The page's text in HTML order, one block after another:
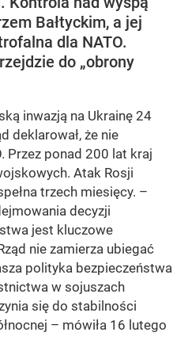
Bałtyckim, a jej
dla NATO.
do „obrony
inwazją na Ukrainę 24
deklarował, że nie
Przez ponad 200 lat kraj
Atak Rosji
trzech miesięcy. –
decyzji
jest kluczowe
nie zamierza ubiegać
polityka bezpieczeństwa
w sojuszach
się do stabilności
– mówiła 16 lutego